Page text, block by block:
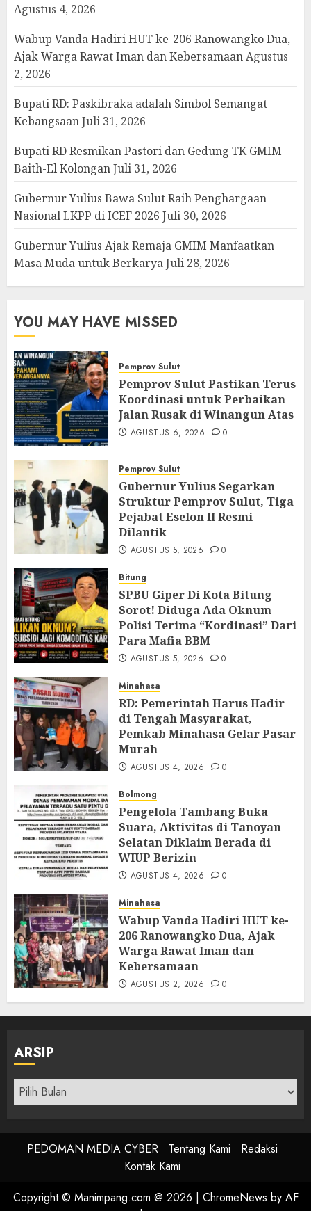
Agustus 4, 2026
Wabup Vanda Hadiri HUT ke-206 Ranowangko Dua,
Ajak Warga Rawat Iman dan KebersamaanAgustus
2, 2026
Bupati RD: Paskibraka adalah Simbol Semangat
KebangsaanJuli 31, 2026
Bupati RD Resmikan Pastori dan Gedung TK GMIM
Baith-El KolonganJuli 31, 2026
Gubernur Yulius Bawa Sulut Raih Penghargaan
Nasional LKPP di ICEF 2026 Juli 30, 2026
Gubernur Yulius Ajak Remaja GMIM Manfaatkan
Masa Muda untuk BerkaryaJuli 28, 2026
YOU MAY HAVE MISSED
Pemprov Sulut
Pemprov Sulut Pastikan Terus
Koordinasi untuk Perbaikan
Jalan Rusak di Winangun Atas
AGUSTUS 6, 2026 0
Pemprov Sulut
Gubernur Yulius Segarkan
Struktur Pemprov Sulut, Tiga
Pejabat Eselon II Resmi
Dilantik
AGUSTUS 5, 2026 0
Bitung
SPBU Giper Di Kota Bitung
Sorot! Diduga Ada Oknum
Polisi Terima “Kordinasi” Dari
Para Mafia BBM
AGUSTUS 5, 2026 0
Minahasa
RD: Pemerintah Harus Hadir
di Tengah Masyarakat,
Pemkab Minahasa Gelar Pasar
Murah
AGUSTUS 4, 2026 0
Bolmong
Pengelola Tambang Buka
Suara, Aktivitas di Tanoyan
Selatan Diklaim Berada di
WIUP Berizin
AGUSTUS 4, 2026 0
Minahasa
Wabup Vanda Hadiri HUT ke-
206 Ranowangko Dua, Ajak
Warga Rawat Iman dan
Kebersamaan
AGUSTUS 2, 2026 0
ARSIP
Arsip
PEDOMAN MEDIA CYBER Tentang Kami
Redaksi
Kontak Kami
Copyright © Manimpang.com @ 2026 | ChromeNews by AF